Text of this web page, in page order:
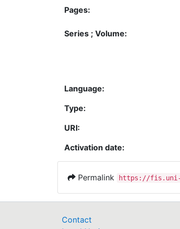
Pages:
Series ; Volume:
Language:
Type:
URI:
Activation date:
Permalink https://fis.uni-
Contact